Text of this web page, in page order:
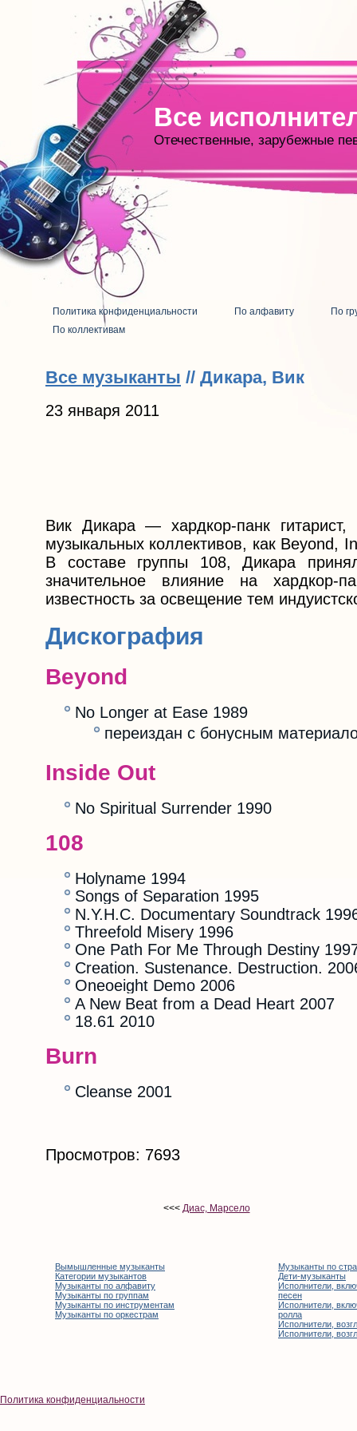
Все
Отечественные, зарубежные
Политика конфиденциальности По алфавиту
По
По коллективам
Все музыканты // Дикара, Вик
23 января 2011
Вик Дикара — хардкор-панк гитарист,
музыкальных коллективов, как Beyond,
В составе группы 108, Дикара
значительное влияние на хардкор-
известность за освещение тем
Дискография
Beyond
No Longer at Ease 1989
переиздан с бонусным
Inside Out
No Spiritual Surrender 1990
108
Holyname 1994
Songs of Separation 1995
N.Y.H.C. Documentary Soundtrack
Threefold Misery 1996
One Path For Me Through Destiny
Creation. Sustenance. Destruction.
Oneoeight Demo 2006
A New Beat from a Dead Heart 2007
18.61 2010
Burn
Cleanse 2001
Просмотров: 7693
<<< Диас, Марсело
Вымышленные музыканты
Категории музыкантов
Музыканты по алфавиту
Музыканты по группам
Музыканты по инструментам
Музыканты по оркестрам
Музыканты по
Дети-музыканты
Исполнители,
песен
Исполнители,
ролла
Исполнители,
Исполнители,
Политика конфиденциальности